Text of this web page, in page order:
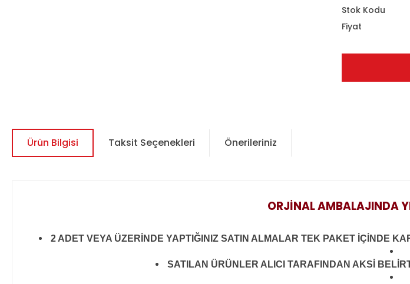
Stok Kodu
Fiyat
Ürün Bilgisi Taksit Seçenekleri Önerileriniz
ORJİNAL AMBALAJINDA
2 ADET VEYA ÜZERİNDE YAPTIĞINIZ SATIN ALMALAR TEK PAKET İÇİNDE
SATILAN ÜRÜNLER ALICI TARAFINDAN AKSİ